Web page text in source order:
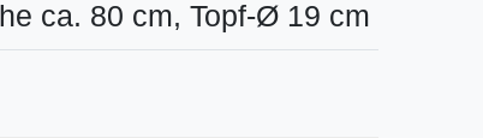
ca. 80 cm, Topf-Ø 19 cm